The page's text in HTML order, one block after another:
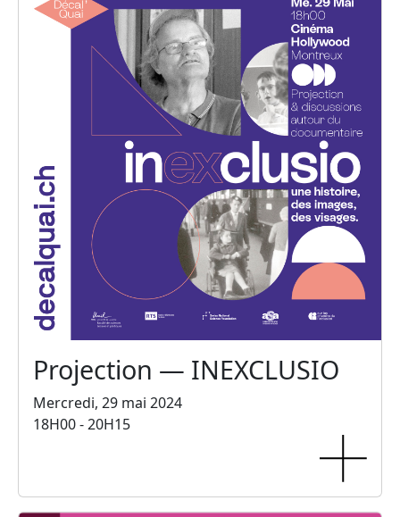
Projection — INEXCLUSIO
Mercredi, 29 mai 2024
18H00 - 20H15